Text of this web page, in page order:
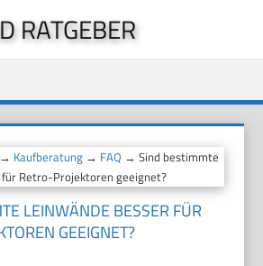
RATGEBER
→ Kaufberatung → FAQ → Sind bestimmte
Retro-Projektoren geeignet?
LEINWÄNDE BESSER FÜR
GEEIGNET?